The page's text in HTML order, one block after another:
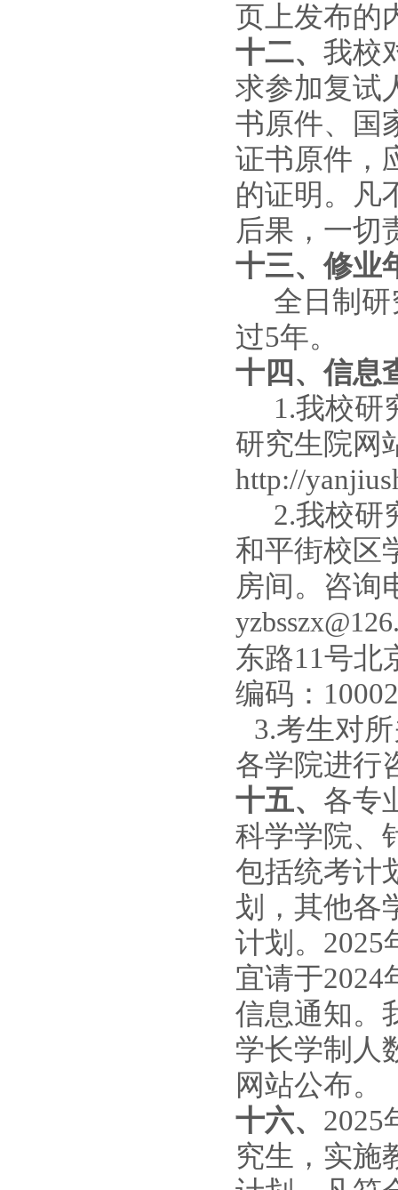
页上发布的
十二、 我校
求参加复试
书原件、国
证书原件，
的证明。凡
后果，一切
十三、修业
全日制
过5年。
十四、信息
1.我校研
研究生院网
http://
2.我校研
和平街校区
房间。咨询
东路11号北
编码：
3.考生对
各学院进行
十五、 各专
科学学院、
包括统考计
划，其他各
计划。 2025
宜请于2024
信息通知。
学长学制人
网站公布。
十六、 2025
究生，实施